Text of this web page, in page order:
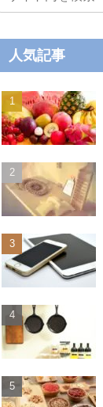
人気記事